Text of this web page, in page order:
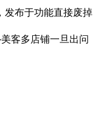
发布于功能直接废掉
客多店铺一旦出问